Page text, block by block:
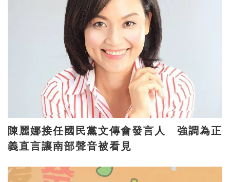
陳麗娜接任國民黨文傳會發言人 強調為正
義直言讓南部聲音被看見